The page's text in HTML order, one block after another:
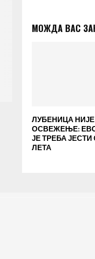
МОЖДА ВАС
ЛУБЕНИЦА
ОСВЕЖЕЊЕ:
ЈЕ ТРЕБА
ЛЕТА